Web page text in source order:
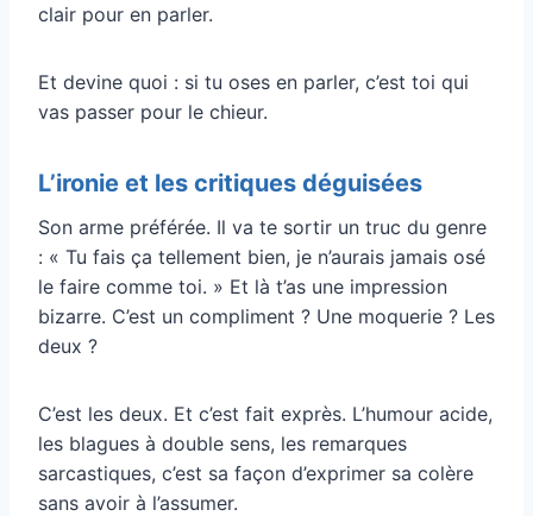
clair pour en parler.
Et devine quoi : si tu oses en parler, c’est toi qui
vas passer pour le chieur.
L’ironie et les critiques déguisées
Son arme préférée. Il va te sortir un truc du genre
: « Tu fais ça tellement bien, je n’aurais jamais osé
le faire comme toi. » Et là t’as une impression
bizarre. C’est un compliment ? Une moquerie ? Les
deux ?
C’est les deux. Et c’est fait exprès. L’humour acide,
les blagues à double sens, les remarques
sarcastiques, c’est sa façon d’exprimer sa colère
sans avoir à l’assumer.